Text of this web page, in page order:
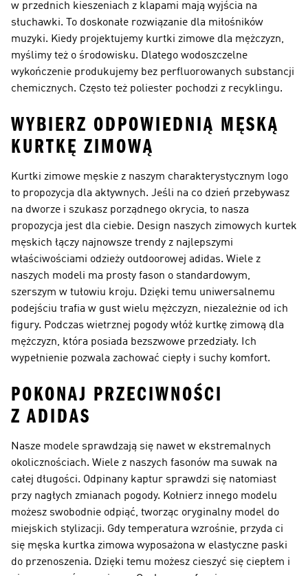
w przednich kieszeniach z klapami mają wyjścia na
słuchawki. To doskonałe rozwiązanie dla miłośników
muzyki. Kiedy projektujemy kurtki zimowe dla mężczyzn,
myślimy też o środowisku. Dlatego wodoszczelne
wykończenie produkujemy bez perfluorowanych substancji
chemicznych. Często też poliester pochodzi z recyklingu.
WYBIERZ ODPOWIEDNIĄ MĘSKĄ
KURTKĘ ZIMOWĄ
Kurtki zimowe męskie z naszym charakterystycznym logo
to propozycja dla aktywnych. Jeśli na co dzień przebywasz
na dworze i szukasz porządnego okrycia, to nasza
propozycja jest dla ciebie. Design naszych zimowych kurtek
męskich łączy najnowsze trendy z najlepszymi
właściwościami odzieży outdoorowej adidas. Wiele z
naszych modeli ma prosty fason o standardowym,
szerszym w tułowiu kroju. Dzięki temu uniwersalnemu
podejściu trafia w gust wielu mężczyzn, niezależnie od ich
figury. Podczas wietrznej pogody włóż kurtkę zimową dla
mężczyzn, która posiada bezszwowe przedziały. Ich
wypełnienie pozwala zachować ciepły i suchy komfort.
POKONAJ PRZECIWNOŚCI
Z ADIDAS
Nasze modele sprawdzają się nawet w ekstremalnych
okolicznościach. Wiele z naszych fasonów ma suwak na
całej długości. Odpinany kaptur sprawdzi się natomiast
przy nagłych zmianach pogody. Kołnierz innego modelu
możesz swobodnie odpiąć, tworząc oryginalny model do
miejskich stylizacji. Gdy temperatura wzrośnie, przyda ci
się męska kurtka zimowa wyposażona w elastyczne paski
do przenoszenia. Dzięki temu możesz cieszyć się ciepłem i